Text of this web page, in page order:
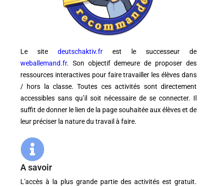
Le site deutschaktiv.frest le successeur de
weballemand.fr. Son objectif demeure de proposer des
ressources interactives pour faire travailler les élèves dans
/ hors la classe. Toutes ces activités sont directement
accessibles sans qu’il soit nécessaire de se connecter. Il
suffit de donner le lien de la page souhaitée aux élèves et de
leur préciser la nature du travail à faire.
A savoir
L'accès à la plus grande partie des activités est gratuit.